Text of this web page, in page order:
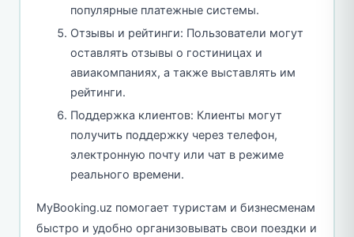
популярные платежные системы.
Отзывы и рейтинги: Пользователи могут
оставлять отзывы о гостиницах и
авиакомпаниях, а также выставлять им
рейтинги.
Поддержка клиентов: Клиенты могут
получить поддержку через телефон,
электронную почту или чат в режиме
реального времени.
MyBooking.uz помогает туристам и бизнесменам
быстро и удобно организовывать свои поездки и